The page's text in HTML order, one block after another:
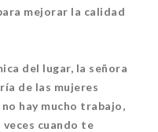
mejorar la calidad
del lugar, la señora
de las mujeres
hay mucho trabajo,
cuando te